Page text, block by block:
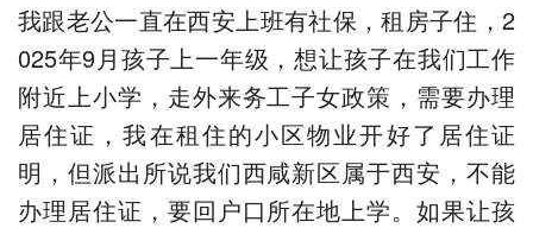
我跟老公一直在西安上班有社保，租房子住，2
025年9月孩子上一年级，想让孩子在我们工作
附近上小学，走外来务工子女政策，需要办理
居住证，我在租住的小区物业开好了居住证
明，但派出所说我们西咸新区属于西安，不能
办理居住证，要回户口所在地上学。如果让孩